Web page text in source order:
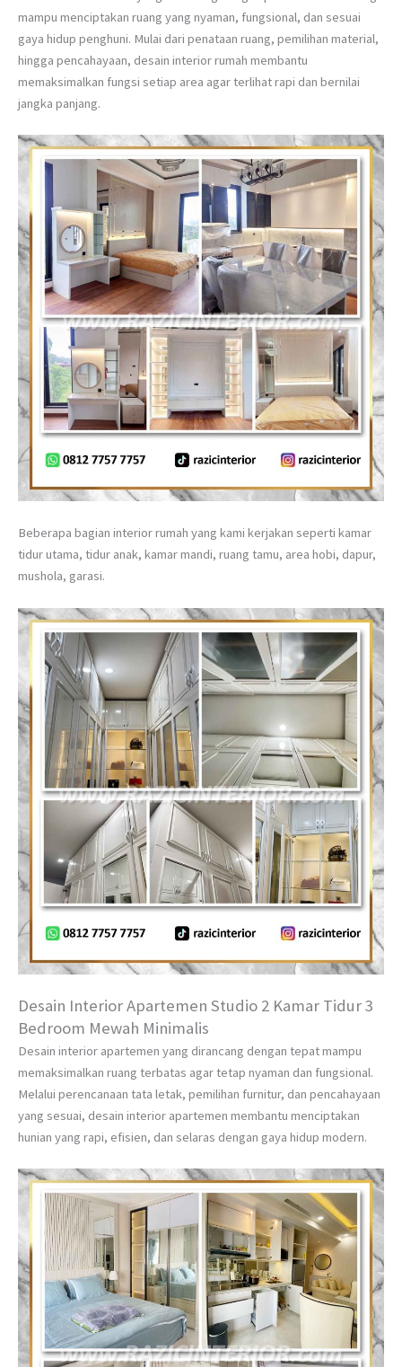
mampu menciptakan ruang yang nyaman, fungsional, dan sesuai
gaya hidup penghuni. Mulai dari penataan ruang, pemilihan material,
hingga pencahayaan, desain interior rumah membantu
memaksimalkan fungsi setiap area agar terlihat rapi dan bernilai
jangka panjang.
Beberapa bagian interior rumah yang kami kerjakan seperti kamar
tidur utama, tidur anak, kamar mandi, ruang tamu, area hobi, dapur,
mushola, garasi.
Desain Interior Apartemen Studio 2 Kamar Tidur 3
Bedroom Mewah Minimalis
Desain interior apartemen yang dirancang dengan tepat mampu
memaksimalkan ruang terbatas agar tetap nyaman dan fungsional.
Melalui perencanaan tata letak, pemilihan furnitur, dan pencahayaan
yang sesuai, desain interior apartemen membantu menciptakan
hunian yang rapi, efisien, dan selaras dengan gaya hidup modern.